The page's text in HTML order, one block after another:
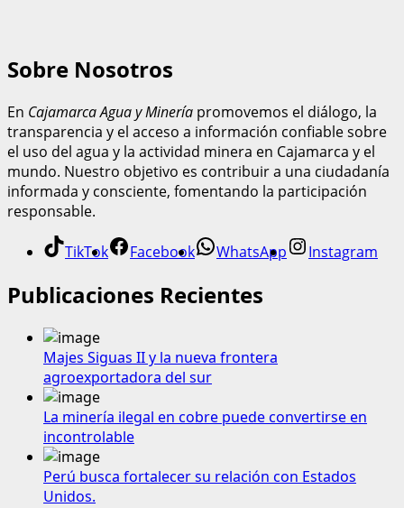
Sobre Nosotros
En Cajamarca Agua y Minería promovemos el diálogo, la
transparencia y el acceso a información confiable sobre
el uso del agua y la actividad minera en Cajamarca y el
mundo. Nuestro objetivo es contribuir a una ciudadanía
informada y consciente, fomentando la participación
responsable.
TikTok Facebook WhatsApp Instagram
Publicaciones Recientes
Majes Siguas II y la nueva frontera
agroexportadora del sur
La minería ilegal en cobre puede convertirse en
incontrolable
Perú busca fortalecer su relación con Estados
Unidos.